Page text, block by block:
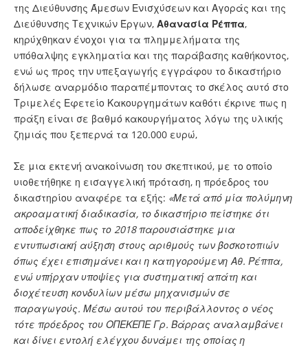
της Διεύθυνσης Άμεσων Ενισχύσεων και Αγοράς και της
Διεύθυνσης Τεχνικών Έργων, Αθανασία Ρέππα,
κηρύχθηκαν ένοχοι για τα πλημμελήματα της
υπόθαλψης εγκληματία και της παράβασης καθήκοντος,
ενώ ως προς την υπεξαγωγής εγγράφου το δικαστήριο
δήλωσε αναρμόδιο παραπέμποντας το σκέλος αυτό στο
Τριμελές Εφετείο Κακουργημάτων καθότι έκρινε πως η
πράξη είναι σε βαθμό κακουργήματος λόγω της υλικής
ζημιάς που ξεπερνά τα 120.000 ευρώ,
Σε μια εκτενή ανακοίνωση του σκεπτικού, με το οποίο
υιοθετήθηκε η εισαγγελική πρόταση, η πρόεδρος του
δικαστηρίου αναφέρε τα εξής: «Μετά από μία πολύμηνη
ακροαματική διαδικασία, το δικαστήριο πείστηκε ότι
αποδείχθηκε πως το 2018 παρουσιάστηκε μια
εντυπωσιακή αύξηση στους αριθμούς των βοσκοτοπιών
όπως έχει επισημάνει και η κατηγορούμενη Αθ. Ρέππα,
ενώ υπήρχαν υποψίες για συστηματική απάτη και
διοχέτευση κονδυλίων μέσω μηχανισμών σε
παραγωγούς. Μέσω αυτού του περιβάλλοντος ο νέος
τότε πρόεδρος του ΟΠΕΚΕΠΕ Γρ. Βάρρας αναλαμβάνει
και δίνει εντολή ελέγχου δυνάμει της οποίας η